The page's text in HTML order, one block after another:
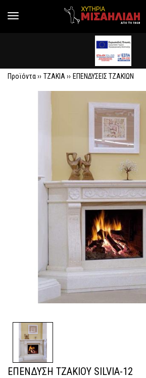
Προϊόντα ›› ΤΖΑΚΙΑ ›› ΕΠΕΝΔΥΣΕΙΣ ΤΖΑΚΙΩΝ
ΕΠΕΝΔΥΣΗ ΤΖΑΚΙΟΥ SILVIA-12